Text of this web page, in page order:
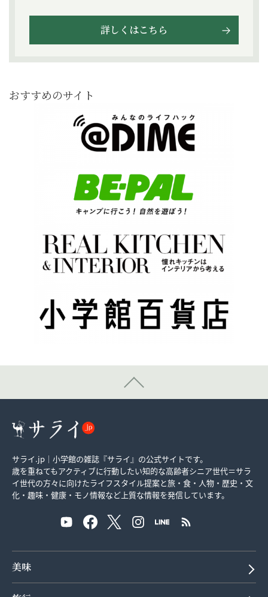
詳しくはこちら
おすすめのサイト
サライ.jp｜小学館の雑誌『サライ』の公式サイトです。
歳を重ねてもアクティブに行動したい知的な高齢者シニア世代＝サラ
イ世代の方々に向けたライフスタイル提案と旅・食・人物・歴史・文
化・趣味・健康・モノ情報など上質な情報を発信しています。
美味